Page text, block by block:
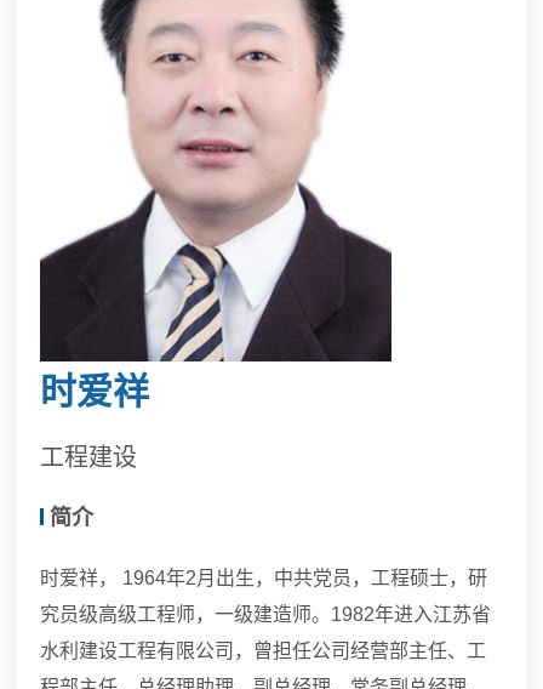
时爱祥
工程建设
简介
时爱祥， 1964年2月出生，中共党员，工程硕士，研
究员级高级工程师，一级建造师。1982年进入江苏省
水利建设工程有限公司，曾担任公司经营部主任、工